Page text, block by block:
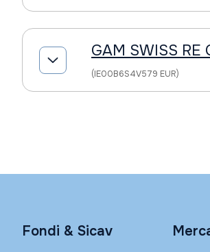
GAM SWISS RE
(IE00B6S4V579 EUR)
Fondi & Sicav